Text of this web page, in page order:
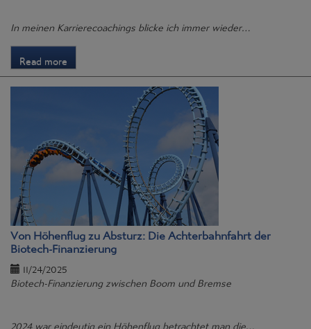
In meinen Karrierecoachings blicke ich immer wieder…
Read more
Von Höhenflug zu Absturz: Die Achterbahnfahrt der
Biotech-Finanzierung
11/24/2025
Biotech-Finanzierung zwischen Boom und Bremse
2024 war eindeutig ein Höhenflug betrachtet man die…